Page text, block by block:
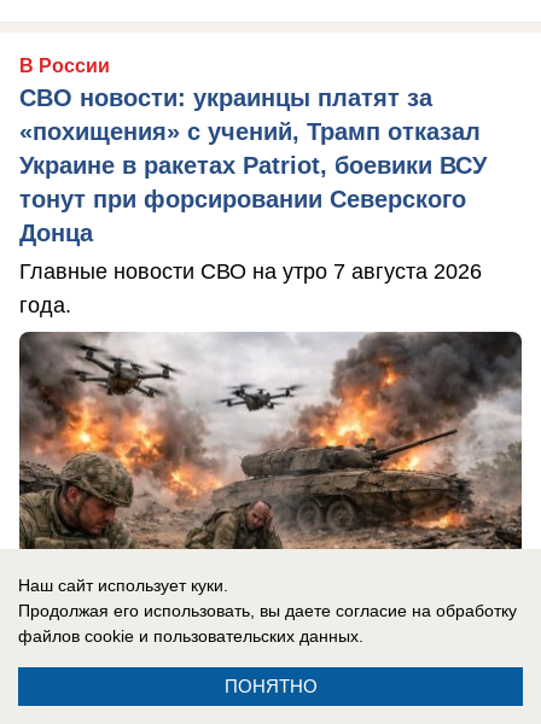
В России
СВО новости: украинцы платят за
«похищения» с учений, Трамп отказал
Украине в ракетах Patriot, боевики ВСУ
тонут при форсировании Северского
Донца
Главные новости СВО на утро 7 августа 2026
года.
Наш сайт использует куки.
Продолжая его использовать, вы даете согласие на обработку
файлов cookie и пользовательских данных.
ПОНЯТНО